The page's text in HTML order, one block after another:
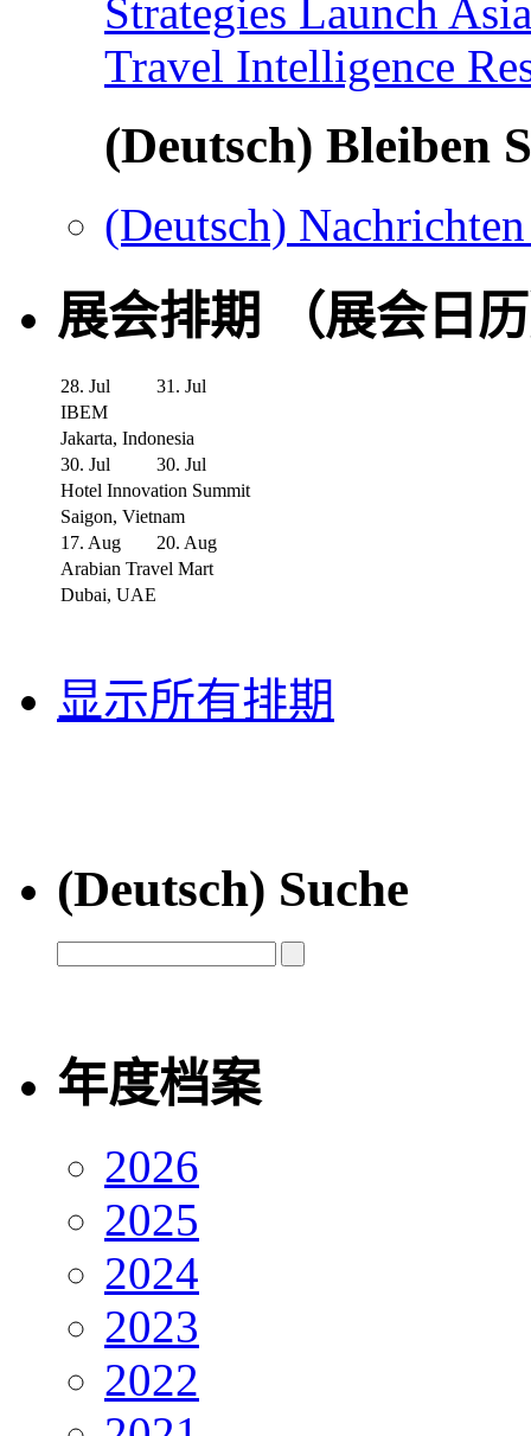
Strategies Launch
Travel Intelligence
(Deutsch) Bleiben
(Deutsch)
展会排期 （展会日
28. Jul
31. Jul
IBEM
Jakarta, Indonesia
30. Jul
30. Jul
Hotel Innovation Summit
Saigon, Vietnam
17. Aug
20. Aug
Arabian Travel Mart
Dubai, UAE
显示所有排期
(Deutsch) Suche
年度档案
2026
2025
2024
2023
2022